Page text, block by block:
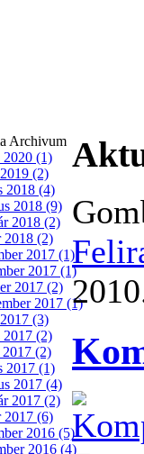
Archivum
2020 (1)
(2)
2018 (4)
2018 (9)
2018 (2)
2018 (2)
2017 (1)
2017 (1)
2017 (2)
2017 (1)
(3)
2017 (2)
(2)
2017 (1)
2017 (4)
2017 (2)
2017 (6)
2016 (5)
2016 (4)